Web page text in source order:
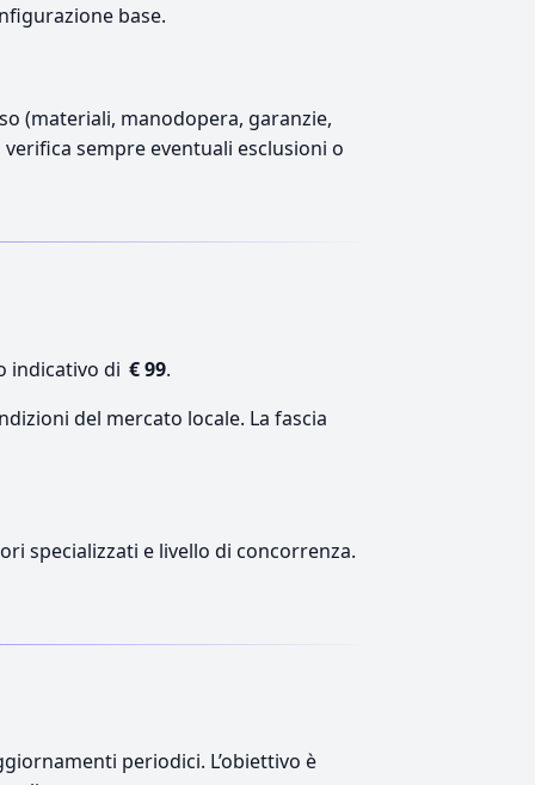
base.
(materiali, manodopera, garanzie,
sempre eventuali esclusioni o
indicativo di € 99.
del mercato locale. La fascia
specializzati e livello di concorrenza.
periodici. L’obiettivo è